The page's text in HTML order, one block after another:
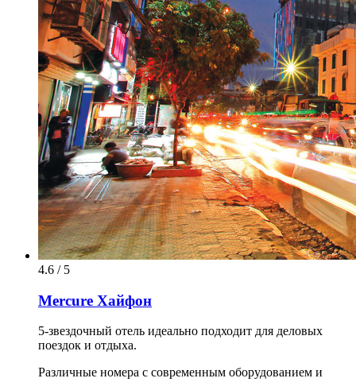
4.6 / 5
Mercure Хайфон
5-звездочный отель идеально подходит для деловых
поездок и отдыха.
Различные номера с современным оборудованием и